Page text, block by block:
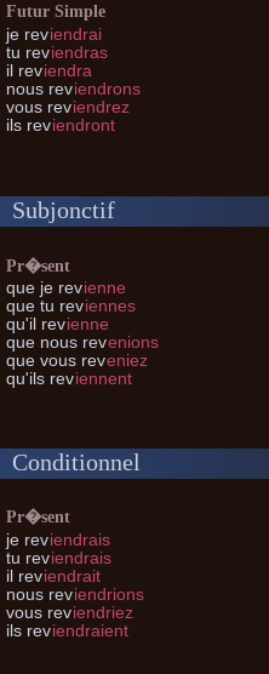
Futur Simple
je reviendrai
tu reviendras
il reviendra
nous reviendrons
vous reviendrez
ils reviendront
Subjonctif
Pr�sent
que je revienne
que tu reviennes
qu'il revienne
que nous revenions
que vous reveniez
qu'ils reviennent
Conditionnel
Pr�sent
je reviendrais
tu reviendrais
il reviendrait
nous reviendrions
vous reviendriez
ils reviendraient